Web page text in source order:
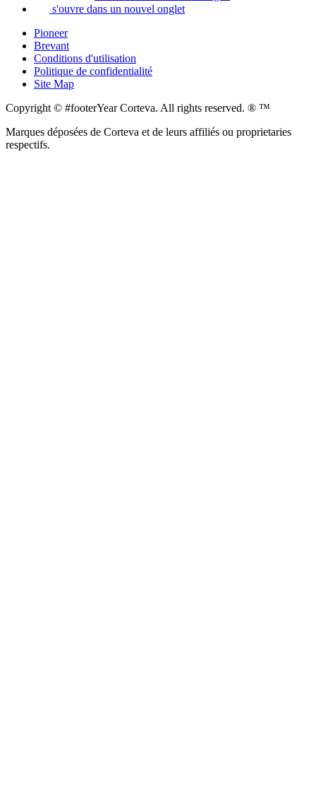
s'ouvre dans un nouvel onglet
Pioneer
Brevant
Conditions d'utilisation
Politique de confidentialité
Site Map
Copyright © #footerYear Corteva. All rights reserved. ® ™
Marques déposées de Corteva et de leurs affiliés ou proprietaries
respectifs.